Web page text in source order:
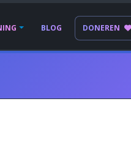
BLOG DONEREN